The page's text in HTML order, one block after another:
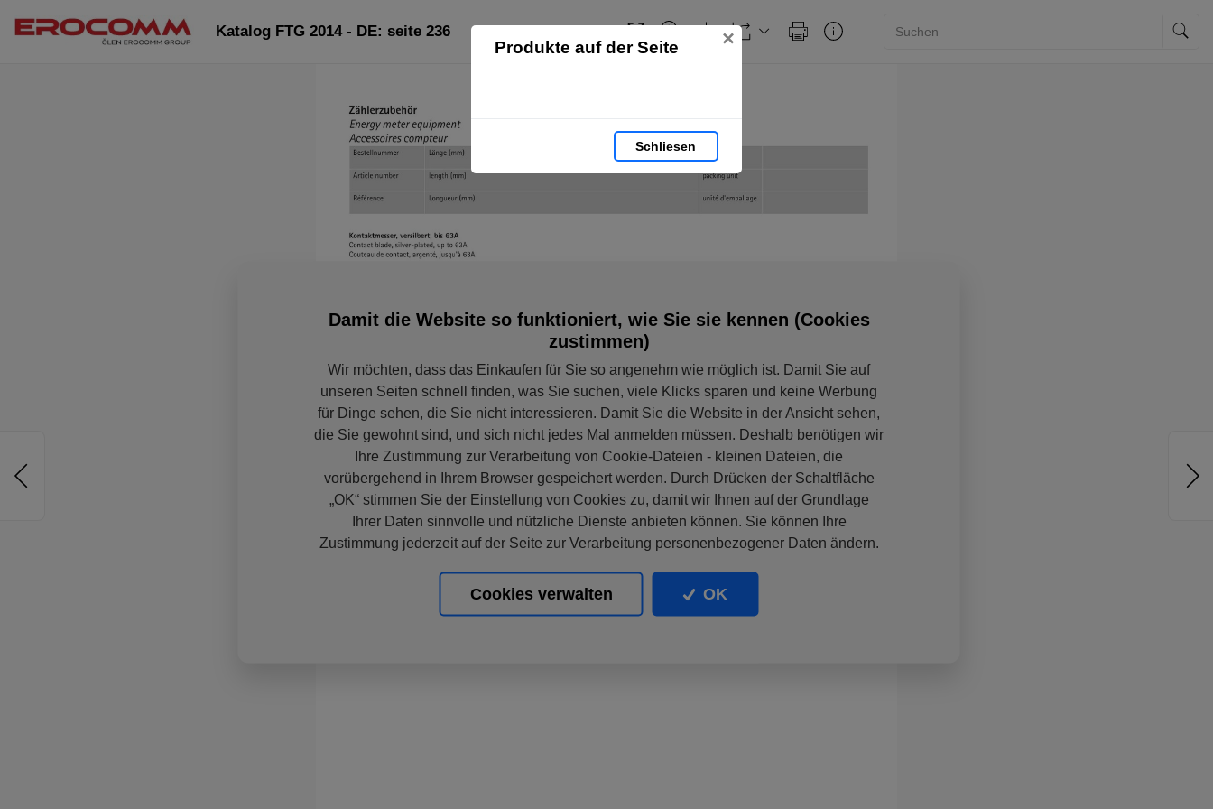
Produkte auf der Seite ×
Schliesen
Katalog FTG 2014 - DE: seite 236
Damit die Website so funktioniert, wie Sie sie kennen (Cookies
zustimmen)
Wir möchten, dass das Einkaufen für Sie so angenehm wie möglich ist. Damit Sie auf
unseren Seiten schnell finden, was Sie suchen, viele Klicks sparen und keine Werbung
für Dinge sehen, die Sie nicht interessieren. Damit Sie die Website in der Ansicht sehen,
die Sie gewohnt sind, und sich nicht jedes Mal anmelden müssen. Deshalb benötigen wir
Ihre Zustimmung zur Verarbeitung von Cookie-Dateien - kleinen Dateien, die
vorübergehend in Ihrem Browser gespeichert werden. Durch Drücken der Schaltfläche
„OK“ stimmen Sie der Einstellung von Cookies zu, damit wir Ihnen auf der Grundlage
Ihrer Daten sinnvolle und nützliche Dienste anbieten können. Sie können Ihre
Zustimmung jederzeit auf der Seite zur Verarbeitung personenbezogener Daten ändern.
Cookies verwalten OK